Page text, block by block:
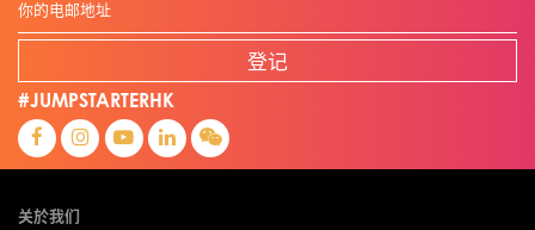
登记
#JUMPSTARTERHK
关於我们